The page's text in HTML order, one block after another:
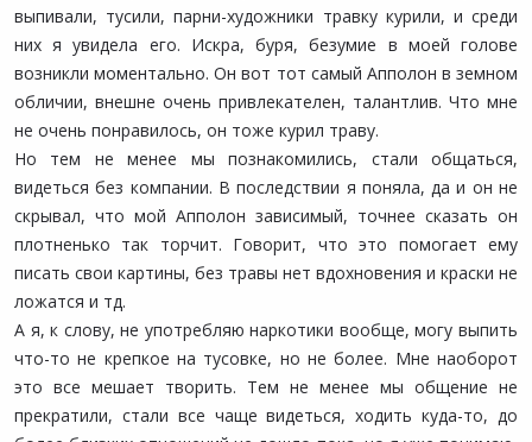
выпивали, тусили, парни-художники травку курили, и среди
них я увидела его. Искра, буря, безумие в моей голове
возникли моментально. Он вот тот самый Апполон в земном
обличии, внешне очень привлекателен, талантлив. Что мне
не очень понравилось, он тоже курил траву.
Но тем не менее мы познакомились, стали общаться,
видеться без компании. В последствии я поняла, да и он не
скрывал, что мой Апполон зависимый, точнее сказать он
плотненько так торчит. Говорит, что это помогает ему
писать свои картины, без травы нет вдохновения и краски не
ложатся и тд.
А я, к слову, не употребляю наркотики вообще, могу выпить
что-то не крепкое на тусовке, но не более. Мне наоборот
это все мешает творить. Тем не менее мы общение не
прекратили, стали все чаще видеться, ходить куда-то, до